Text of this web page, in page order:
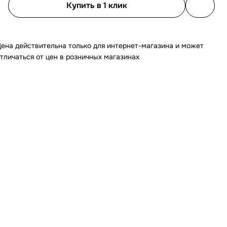
Купить в 1 клик
действительна только для интернет-магазина и может
от цен в розничных магазинах